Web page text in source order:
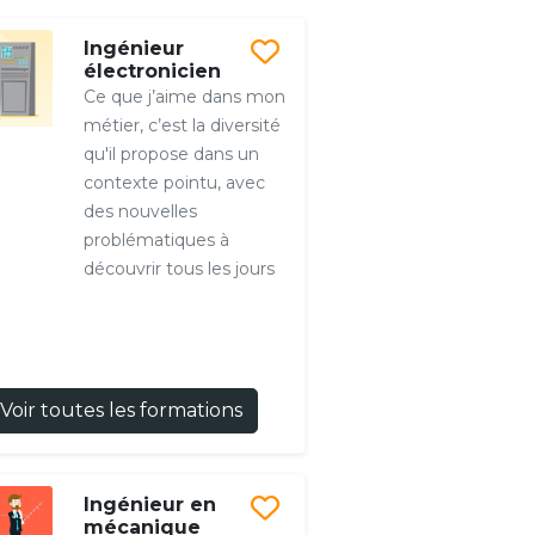
Ingénieur
électronicien
Ce que j’aime dans mon
métier, c’est la diversité
qu'il propose dans un
contexte pointu, avec
des nouvelles
problématiques à
découvrir tous les jours
Voir toutes les formations
Ingénieur en
mécanique